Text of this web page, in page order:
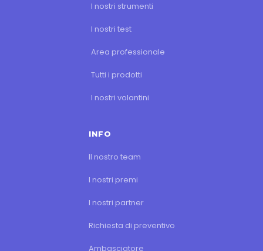
I nostri strumenti
I nostri test
Area professionale
Tutti i prodotti
I nostri volantini
INFO
Il nostro team
I nostri premi
I nostri partner
Richiesta di preventivo
Ambasciatore